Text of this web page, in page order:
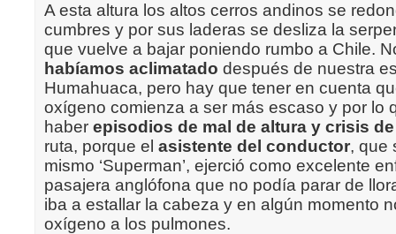
A esta altura los altos cerros andinos se
cumbres y por sus laderas se desliza la
que vuelve a bajar poniendo rumbo a Chile.
habíamos aclimatado después de nuestra
Humahuaca, pero hay que tener en cuenta
oxígeno comienza a ser más escaso y por lo
haber episodios de mal de altura y crisis
ruta, porque el asistente del conductor, que
mismo ‘Superman’, ejerció como excelente
pasajera anglófona que no podía parar de
iba a estallar la cabeza y en algún momento
oxígeno a los pulmones.